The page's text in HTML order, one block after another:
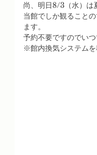
尚、明日8/3（水）は
当館でしか観ること
ます。
予約不要ですのでいつ
※館内換気システム